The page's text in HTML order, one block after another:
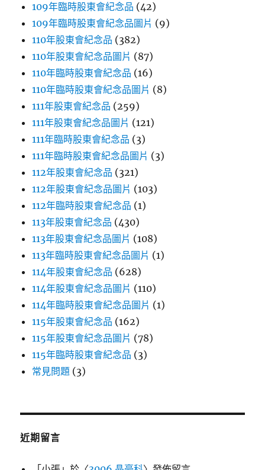
109年臨時股東會紀念品 (42)
109年臨時股東會紀念品圖片 (9)
110年股東會紀念品 (382)
110年股東會紀念品圖片 (87)
110年臨時股東會紀念品 (16)
110年臨時股東會紀念品圖片 (8)
111年股東會紀念品 (259)
111年股東會紀念品圖片 (121)
111年臨時股東會紀念品 (3)
111年臨時股東會紀念品圖片 (3)
112年股東會紀念品 (321)
112年股東會紀念品圖片 (103)
112年臨時股東會紀念品 (1)
113年股東會紀念品 (430)
113年股東會紀念品圖片 (108)
113年臨時股東會紀念品圖片 (1)
114年股東會紀念品 (628)
114年股東會紀念品圖片 (110)
114年臨時股東會紀念品圖片 (1)
115年股東會紀念品 (162)
115年股東會紀念品圖片 (78)
115年臨時股東會紀念品 (3)
常見問題 (3)
近期留言